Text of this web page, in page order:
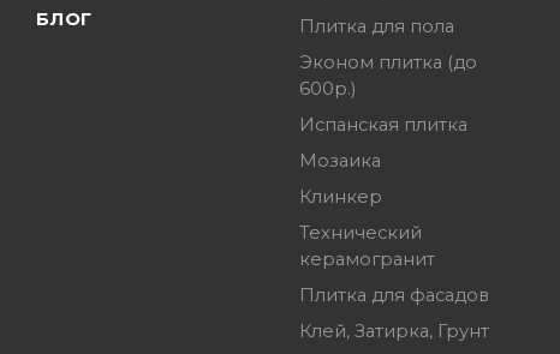
БЛОГ
Плитка для пола
Эконом плитка (до
600р.)
Испанская плитка
Мозаика
Клинкер
Технический
керамогранит
Плитка для фасадов
Клей, Затирка, Грунт